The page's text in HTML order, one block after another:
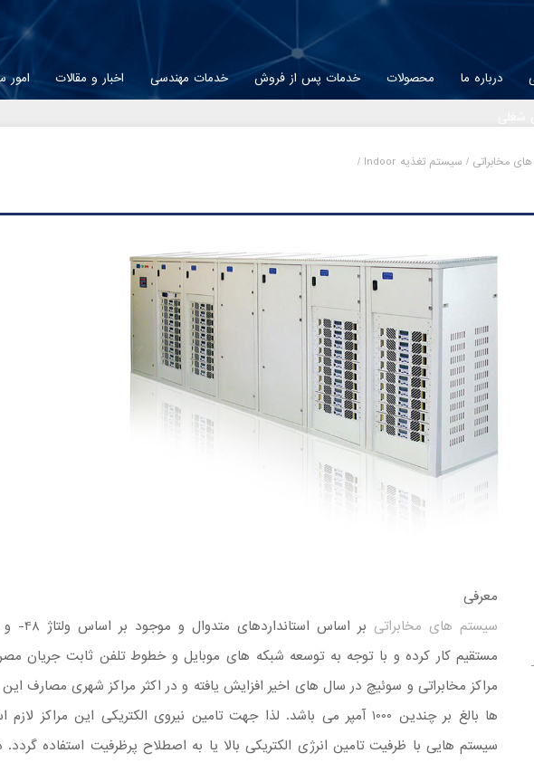
درباره ما محصولات خدمات پس از فروش خدمات مهندسی اخبار و مقالات امور
مخابراتی / سیستم‌ تغذیه Indoor /
معرفی
سیستم های مخابراتی
بر اساس استانداردهای
مستقیم کار کرده و با توجه به توسعه شبکه های موبایل و خطوط تلفن ثابت جریان
مراکز مخابراتی و سوئیچ در سال های اخیر افزایش یافته و در اکثر مراکز شهری مصارف
ها بالغ بر چندین 1000 آمپر می باشد. لذا جهت تامین نیروی الکتریکی این مراکز
سیستم هایی با ظرفیت تامین انرژی الکتریکی بالا یا به اصطلاح پرظرفیت استفاده گردد.